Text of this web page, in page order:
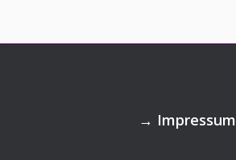
→ Impressum